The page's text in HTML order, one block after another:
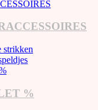
strikken
%